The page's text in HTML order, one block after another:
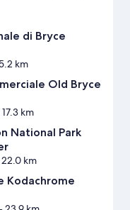
di Bryce
km
Old Bryce
km
National Park
km
Kodachrome